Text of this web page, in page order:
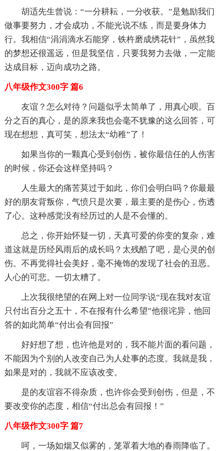
胡适先生曾说：“一分耕耘，一分收获。”是勉励我们
做事要努力，才会成功，不能光说不练，而是要身体力
行。我相信“涓涓滴水石能穿，铁杵磨成绣花针”，虽然我
的梦想还很遥远，但是我坚信，只要我努力去做，一定能
达成目标，迈向成功之路。
八年级作文300字 篇6
友谊？怎么对待？问题似乎太简单了，用真心呗。百
分之百的真心，是的原来我也会毫不犹豫的这么回答，可
现在想想，真可笑，想法太“幼稚”了！
如果当你的一颗真心受到创伤，被你最信任的人伤害
的时候，你还会这样坚持吗？
人生最大的痛苦莫过于如此，你们会明白吗？你最最
好的朋友背叛你，气愤只是次要，最主要的是伤心，伤透
了心。这种感觉没有经历过的人是不会懂的。
总之，你开始怀疑一切，天真可爱的你变的复杂，难
道这就是历经风雨后的成长吗？太残酷了吧，是心灵的创
伤。不再觉得社会美好，毫不掩饰的发现了社会的丑恶。
人心的可悲。一切太糟了。
上次我很绝望的在网上对一位同学说“现在我对友谊
只付出百分之五十，不在报有什么希望”他很诧异，他回
答的如此简单“付出会有回报”
好好想了想，也许他是对的，我不能片面的看问题，
不能因为个别的人改变自己为人处事的态度。我就是我，
如果是对的，我就不应该改变。
是的友谊容不得杂质，也许你会受到创伤，但是，不
要改变你的态度，相信“付出总会有回报！”
八年级作文300字 篇7
呵，一场如烟又似雾的，笼罩着大地的春雨降临了。